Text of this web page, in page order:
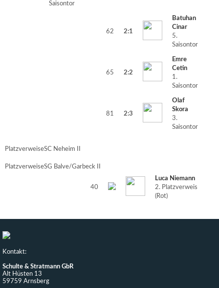
Saisontor
62 2:1
Batuhan
Cinar
5.
Saisontor
65 2:2
Emre
Cetin
1.
Saisontor
81 2:3
Olaf
Skora
3.
Saisontor
PlatzverweiseSC Neheim II
PlatzverweiseSG Balve/Garbeck II
40
Luca Niemann
2. Platzverweis
(Rot)
Kontakt:
Schulte & Stratmann GbR
Alt Hüsten 13
59759 Arnsberg